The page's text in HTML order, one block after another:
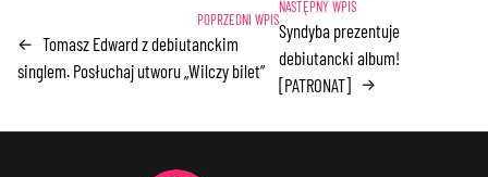
← Tomasz Edward z debiutanckim
singlem. Posłuchaj utworu „Wilczy bilet”
Syndyba prezentuje
debiutancki album!
[PATRONAT] →